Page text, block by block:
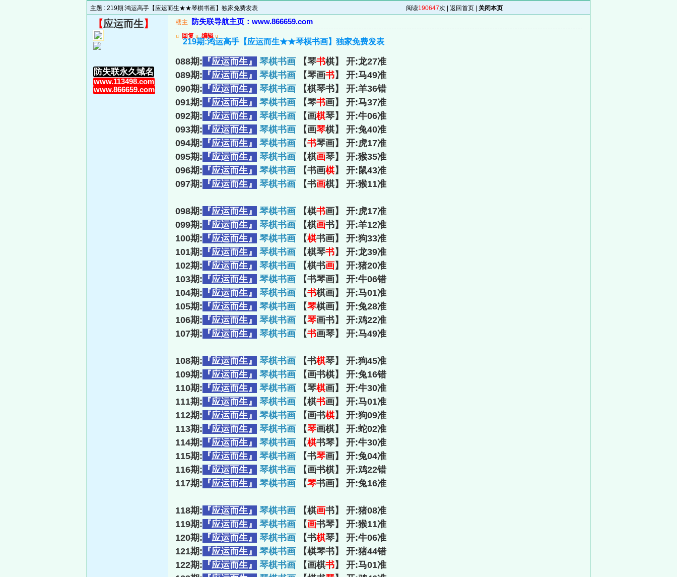
主题 : 219期:鸿运高手【应运而生★★琴棋书画】独家免费发表 阅读190647次 | 返回首页 关闭本页
【应运而生】
防失联永久域名
www.113498.com
www.866659.com
楼主 防失联导航主页：www.866659.com
u 回复 u 编辑 u
219期:鸿运高手【应运而生★★琴棋书画】独家免费发表
088期: 『应运而生』 琴棋书画 【琴书棋】 开:龙27准
089期: 『应运而生』 琴棋书画 【琴画书】 开:马49准
090期: 『应运而生』 琴棋书画 【棋琴书】 开:羊36错
091期: 『应运而生』 琴棋书画 【琴书画】 开:马37准
092期: 『应运而生』 琴棋书画 【画棋琴】 开:牛06准
093期: 『应运而生』 琴棋书画 【画琴棋】 开:兔40准
094期: 『应运而生』 琴棋书画 【书琴画】 开:虎17准
095期: 『应运而生』 琴棋书画 【棋画琴】 开:猴35准
096期: 『应运而生』 琴棋书画 【书画棋】 开:鼠43准
097期: 『应运而生』 琴棋书画 【书画棋】 开:猴11准
098期: 『应运而生』 琴棋书画 【棋书画】 开:虎17准
099期: 『应运而生』 琴棋书画 【棋画书】 开:羊12准
100期: 『应运而生』 琴棋书画 【棋书画】 开:狗33准
101期: 『应运而生』 琴棋书画 【棋琴书】 开:龙39准
102期: 『应运而生』 琴棋书画 【棋书画】 开:猪20准
103期: 『应运而生』 琴棋书画 【书琴画】 开:牛06错
104期: 『应运而生』 琴棋书画 【书棋画】 开:马01准
105期: 『应运而生』 琴棋书画 【琴棋画】 开:兔28准
106期: 『应运而生』 琴棋书画 【琴画书】 开:鸡22准
107期: 『应运而生』 琴棋书画 【书画琴】 开:马49准
108期: 『应运而生』 琴棋书画 【书棋琴】 开:狗45准
109期: 『应运而生』 琴棋书画 【画书棋】 开:兔16错
110期: 『应运而生』 琴棋书画 【琴棋画】 开:牛30准
111期: 『应运而生』 琴棋书画 【棋书画】 开:马01准
112期: 『应运而生』 琴棋书画 【画书棋】 开:狗09准
113期: 『应运而生』 琴棋书画 【琴画棋】 开:蛇02准
114期: 『应运而生』 琴棋书画 【棋书琴】 开:牛30准
115期: 『应运而生』 琴棋书画 【书琴画】 开:兔04准
116期: 『应运而生』 琴棋书画 【画书棋】 开:鸡22错
117期: 『应运而生』 琴棋书画 【琴书画】 开:兔16准
118期: 『应运而生』 琴棋书画 【棋画书】 开:猪08准
119期: 『应运而生』 琴棋书画 【画书琴】 开:猴11准
120期: 『应运而生』 琴棋书画 【书棋琴】 开:牛06准
121期: 『应运而生』 琴棋书画 【棋琴书】 开:猪44错
122期: 『应运而生』 琴棋书画 【画棋书】 开:马01准